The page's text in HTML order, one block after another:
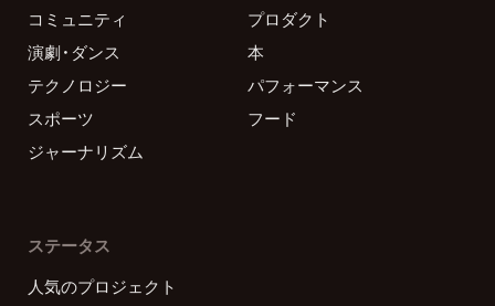
コミュニティ
プロダクト
演劇・ダンス
本
テクノロジー
パフォーマンス
スポーツ
フード
ジャーナリズム
ステータス
人気のプロジェクト